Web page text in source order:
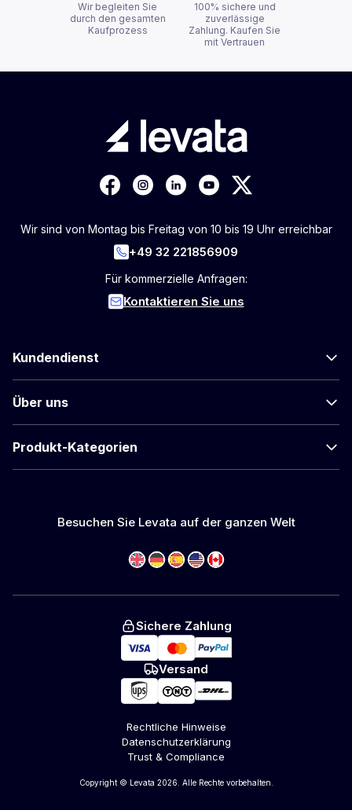
Wir begleiten Sie
durch den gesamten
Kaufprozess
100% sichere und
zuverlässige
Zahlung. Kaufen Sie
mit Vertrauen
Wir sind von Montag bis Freitag von 10 bis 19 Uhr erreichbar
+49 32 221856909
Für kommerzielle Anfragen:
Kontaktieren Sie uns
Kundendienst
Über uns
Produkt-Kategorien
Besuchen Sie Levata auf der ganzen Welt
Sichere Zahlung
Versand
Rechtliche Hinweise
Datenschutzerklärung
Trust & Compliance
Copyright © Levata 2026. Alle Rechte vorbehalten.